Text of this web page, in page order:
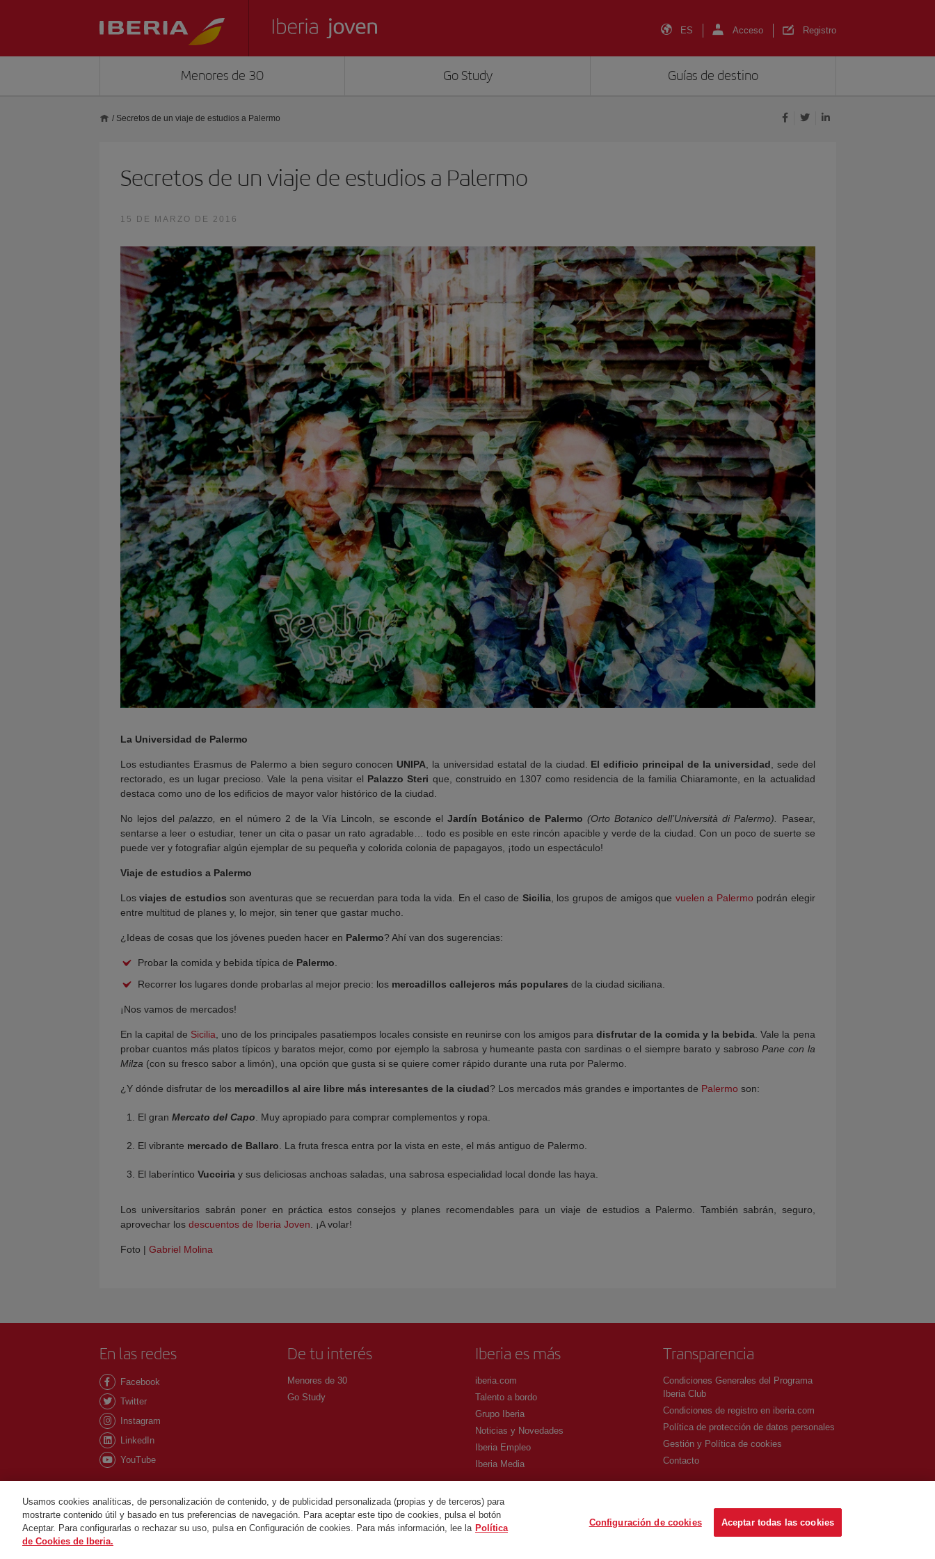
ES Acceso Registro
Menores de 30 Go Study Guías de destino
/ Secretos de un viaje de estudios a Palermo
Secretos de un viaje de estudios a Palermo
15 DE MARZO DE 2016
La Universidad de Palermo
Los estudiantes Erasmus de Palermo a bien seguro conocen UNIPA , la universidad estatal de la ciudad. El edificio principal de la universidad , sede del
rectorado, es un lugar precioso. Vale la pena visitar el Palazzo Steri que, construido en 1307 como residencia de la familia Chiaramonte, en la actualidad
destaca como uno de los edificios de mayor valor histórico de la ciudad.
No lejos del palazzo, en el número 2 de la Vía Lincoln, se esconde elJardín Botánico de Palermo(Orto Botanico dell’Università di Palermo). Pasear,
sentarse a leer o estudiar, tener un cita o pasar un rato agradable… todo es posible en este rincón apacible y verde de la ciudad. Con un poco de suerte se
puede ver y fotografiar algún ejemplar de su pequeña y colorida colonia de papagayos, ¡todo un espectáculo!
Viaje de estudios a Palermo
Los viajes de estudios son aventuras que se recuerdan para toda la vida. En el caso de Sicilia, los grupos de amigos que vuelen a Palermo podrán elegir
entre multitud de planes y, lo mejor, sin tener que gastar mucho.
¿Ideas de cosas que los jóvenes pueden hacer en Palermo? Ahí van dos sugerencias:
Probar la comida y bebida típica de Palermo
Recorrer los lugares donde probarlas al mejor precio: los mercadillos callejeros más populares de la ciudad siciliana.
¡Nos vamos de mercados!
En la capital de Sicilia , uno de los principales pasatiempos locales consiste en reunirse con los amigos paradisfrutar de la comida y la bebida . Vale la pena
probar cuantos más platos típicos y baratos mejor, como por ejemplo la sabrosa y humeante pasta con sardinas o el siempre barato y sabrosoPane con la
Milza (con su fresco sabor a limón), una opción que gusta si se quiere comer rápido durante una ruta por Palermo.
¿Y dónde disfrutar de los mercadillos al aire libre más interesantes de la ciudad? Los mercados más grandes e importantes de Palermo son:
El gran Mercato del Capo . Muy apropiado para comprar complementos y ropa.
El vibrante mercado de Ballaro . La fruta fresca entra por la vista en este, el más antiguo de Palermo.
El laberíntico Vucciriay sus deliciosas anchoas saladas, una sabrosa especialidad local donde las haya.
Los universitarios sabrán poner en práctica estos consejos y planes recomendables para un viaje de estudios a Palermo. También sabrán, seguro,
aprovechar los descuentos de Iberia Joven . ¡A volar!
Foto | Gabriel Molina
En las redes
Facebook
Twitter
Instagram
LinkedIn
YouTube
De tu interés
Menores de 30
Go Study
Iberia es más
iberia.com
Talento a bordo
Grupo Iberia
Noticias y Novedades
Iberia Empleo
Iberia Media
Transparencia
Condiciones Generales del Programa
Iberia Club
Condiciones de registro en iberia.com
Política de protección de datos personales
Gestión y Política de cookies
Contacto
©Iberia Joven 2026. Todos los derechos reservados.
Usamos cookies analíticas, de personalización de contenido, y de publicidad personalizada (propias y de terceros) para
mostrarte contenido útil y basado en tus preferencias de navegación. Para aceptar este tipo de cookies, pulsa el botón
Aceptar. Para configurarlas o rechazar su uso, pulsa en Configuración de cookies. Para más información, lee la Política
de Cookies de Iberia.
Configuración de cookies Aceptar todas las cookies